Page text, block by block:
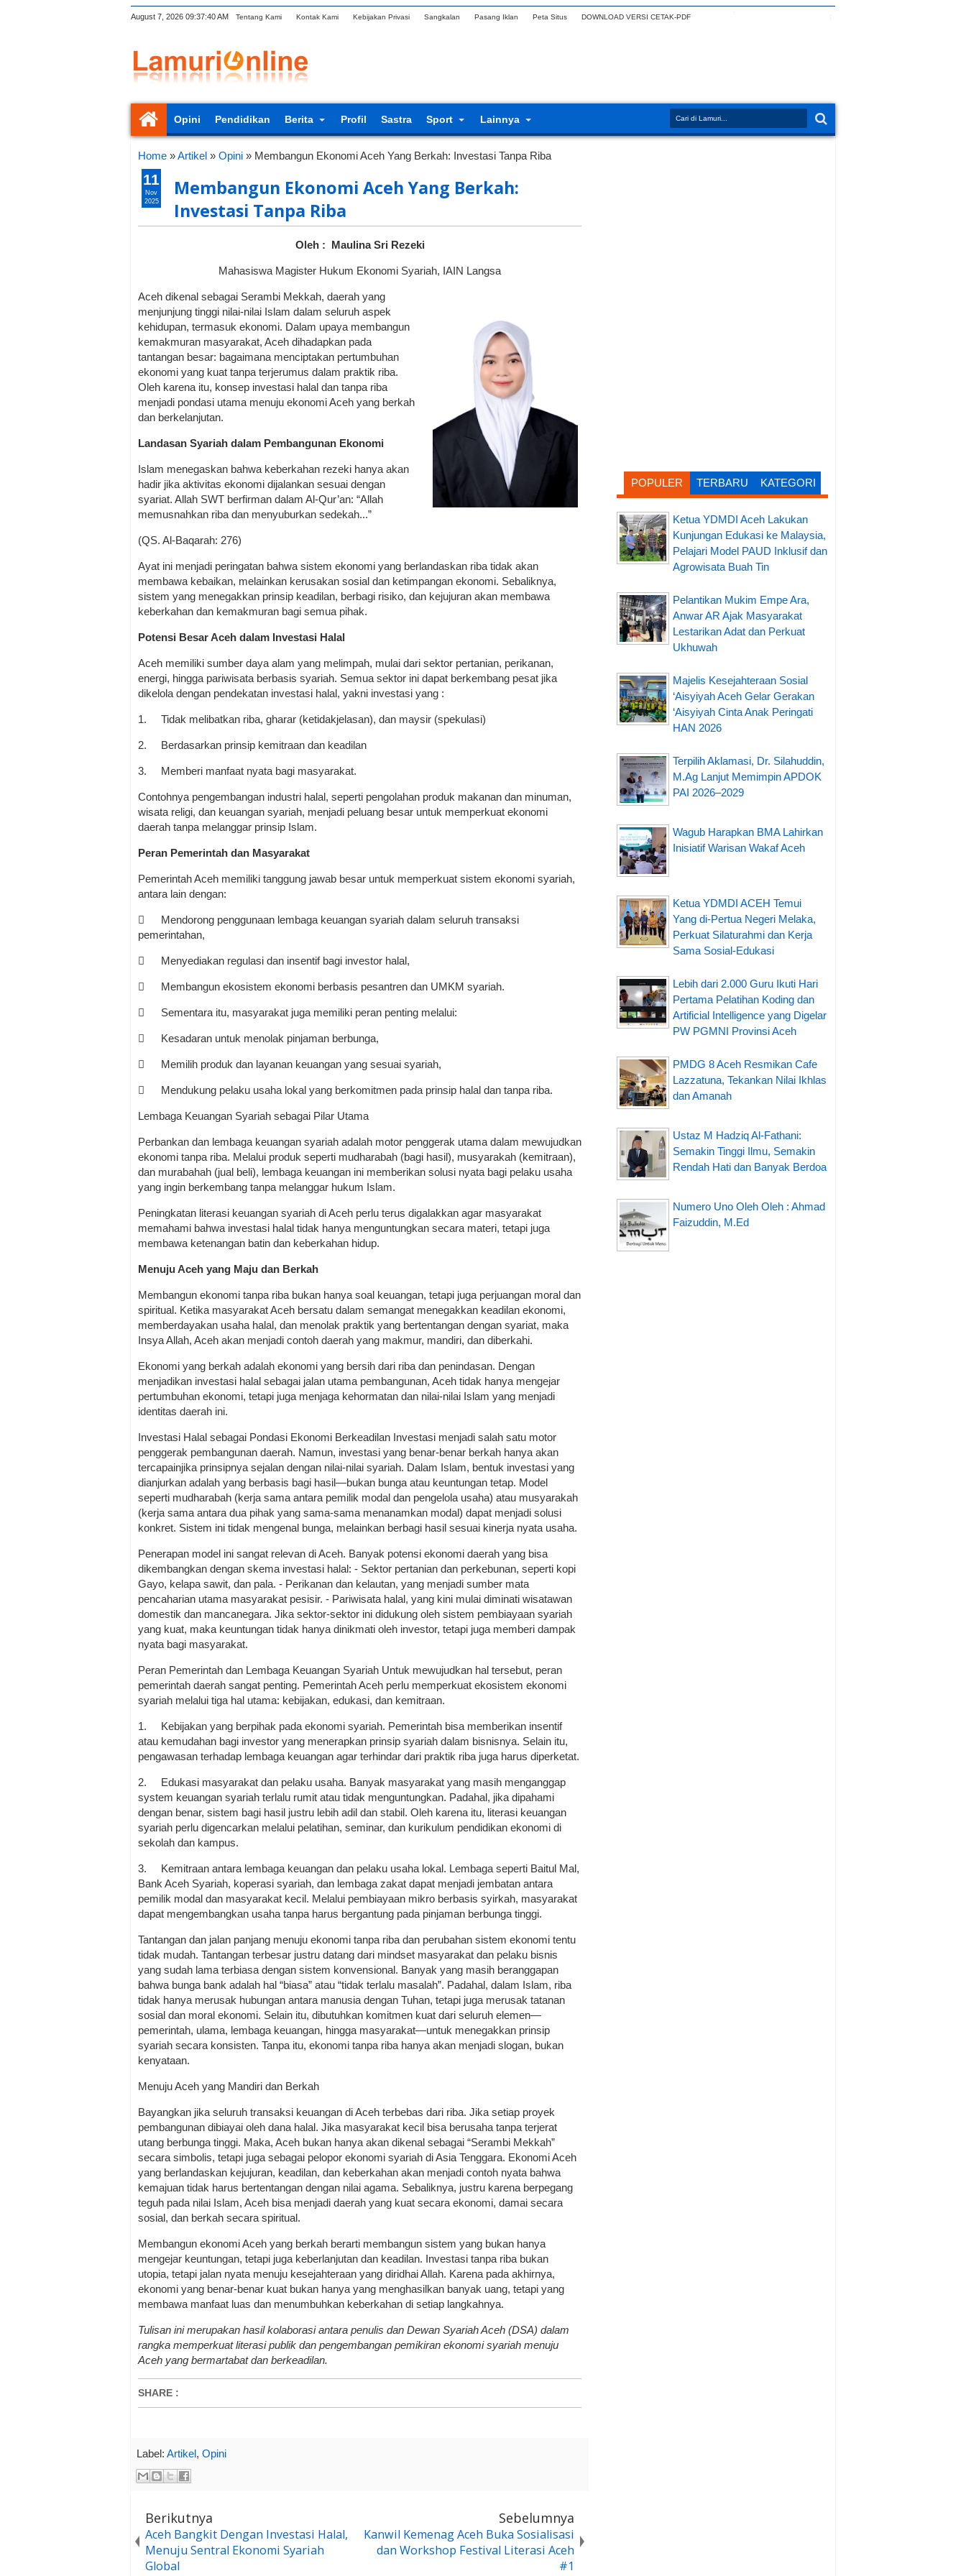
August 7, 2026 09:37:41 AM Tentang Kami Kontak Kami Kebijakan Privasi Sangkalan Pasang Iklan Peta Situs DOWNLOAD VERSI CETAK-PDF
Opini Pendidikan Berita Profil Sastra Sport Lainnya
Home »Artikel » Opini » Membangun Ekonomi Aceh Yang Berkah: Investasi Tanpa Riba
Membangun Ekonomi Aceh Yang Berkah:
Investasi Tanpa Riba
Oleh : Maulina Sri Rezeki
Mahasiswa Magister Hukum Ekonomi Syariah, IAIN Langsa
Aceh dikenal sebagai Serambi Mekkah, daerah yang
menjunjung tinggi nilai-nilai Islam dalam seluruh aspek
kehidupan, termasuk ekonomi. Dalam upaya membangun
kemakmuran masyarakat, Aceh dihadapkan pada
tantangan besar: bagaimana menciptakan pertumbuhan
ekonomi yang kuat tanpa terjerumus dalam praktik riba.
Oleh karena itu, konsep investasi halal dan tanpa riba
menjadi pondasi utama menuju ekonomi Aceh yang berkah
dan berkelanjutan.
Landasan Syariah dalam Pembangunan Ekonomi
Islam menegaskan bahwa keberkahan rezeki hanya akan
hadir jika aktivitas ekonomi dijalankan sesuai dengan
syariat. Allah SWT berfirman dalam Al-Qur’an: “Allah
memusnahkan riba dan menyuburkan sedekah...”
(QS. Al-Baqarah: 276)
Ayat ini menjadi peringatan bahwa sistem ekonomi yang berlandaskan riba tidak akan
membawa kebaikan, melainkan kerusakan sosial dan ketimpangan ekonomi. Sebaliknya,
sistem yang menegakkan prinsip keadilan, berbagi risiko, dan kejujuran akan membawa
keberkahan dan kemakmuran bagi semua pihak.
Potensi Besar Aceh dalam Investasi Halal
Aceh memiliki sumber daya alam yang melimpah, mulai dari sektor pertanian, perikanan,
energi, hingga pariwisata berbasis syariah. Semua sektor ini dapat berkembang pesat jika
dikelola dengan pendekatan investasi halal, yakni investasi yang :
1. Tidak melibatkan riba, gharar (ketidakjelasan), dan maysir (spekulasi)
2. Berdasarkan prinsip kemitraan dan keadilan
3. Memberi manfaat nyata bagi masyarakat.
Contohnya pengembangan industri halal, seperti pengolahan produk makanan dan minuman,
wisata religi, dan keuangan syariah, menjadi peluang besar untuk memperkuat ekonomi
daerah tanpa melanggar prinsip Islam.
Peran Pemerintah dan Masyarakat
Pemerintah Aceh memiliki tanggung jawab besar untuk memperkuat sistem ekonomi syariah,
antara lain dengan:

Mendorong penggunaan lembaga keuangan syariah dalam seluruh transaksi
pemerintahan,
 Menyediakan regulasi dan insentif bagi investor halal,
 Membangun ekosistem ekonomi berbasis pesantren dan UMKM syariah.
 Sementara itu, masyarakat juga memiliki peran penting melalui:
 Kesadaran untuk menolak pinjaman berbunga,
 Memilih produk dan layanan keuangan yang sesuai syariah,
 Mendukung pelaku usaha lokal yang berkomitmen pada prinsip halal dan tanpa riba.
Lembaga Keuangan Syariah sebagai Pilar Utama
Perbankan dan lembaga keuangan syariah adalah motor penggerak utama dalam mewujudkan
ekonomi tanpa riba. Melalui produk seperti mudharabah (bagi hasil), musyarakah (kemitraan),
dan murabahah (jual beli), lembaga keuangan ini memberikan solusi nyata bagi pelaku usaha
yang ingin berkembang tanpa melanggar hukum Islam.
Peningkatan literasi keuangan syariah di Aceh perlu terus digalakkan agar masyarakat
memahami bahwa investasi halal tidak hanya menguntungkan secara materi, tetapi juga
membawa ketenangan batin dan keberkahan hidup.
Menuju Aceh yang Maju dan Berkah
Membangun ekonomi tanpa riba bukan hanya soal keuangan, tetapi juga perjuangan moral dan
spiritual. Ketika masyarakat Aceh bersatu dalam semangat menegakkan keadilan ekonomi,
memberdayakan usaha halal, dan menolak praktik yang bertentangan dengan syariat, maka
Insya Allah, Aceh akan menjadi contoh daerah yang makmur, mandiri, dan diberkahi.
Ekonomi yang berkah adalah ekonomi yang bersih dari riba dan penindasan. Dengan
menjadikan investasi halal sebagai jalan utama pembangunan, Aceh tidak hanya mengejar
pertumbuhan ekonomi, tetapi juga menjaga kehormatan dan nilai-nilai Islam yang menjadi
identitas daerah ini.
Investasi Halal sebagai Pondasi Ekonomi Berkeadilan Investasi menjadi salah satu motor
penggerak pembangunan daerah. Namun, investasi yang benar-benar berkah hanya akan
tercapainjika prinsipnya sejalan dengan nilai-nilai syariah. Dalam Islam, bentuk investasi yang
dianjurkan adalah yang berbasis bagi hasil—bukan bunga atau keuntungan tetap. Model
seperti mudharabah (kerja sama antara pemilik modal dan pengelola usaha) atau musyarakah
(kerja sama antara dua pihak yang sama-sama menanamkan modal) dapat menjadi solusi
konkret. Sistem ini tidak mengenal bunga, melainkan berbagi hasil sesuai kinerja nyata usaha.
Penerapan model ini sangat relevan di Aceh. Banyak potensi ekonomi daerah yang bisa
dikembangkan dengan skema investasi halal: - Sektor pertanian dan perkebunan, seperti kopi
Gayo, kelapa sawit, dan pala. - Perikanan dan kelautan, yang menjadi sumber mata
pencaharian utama masyarakat pesisir. - Pariwisata halal, yang kini mulai diminati wisatawan
domestik dan mancanegara. Jika sektor-sektor ini didukung oleh sistem pembiayaan syariah
yang kuat, maka keuntungan tidak hanya dinikmati oleh investor, tetapi juga memberi dampak
nyata bagi masyarakat.
Peran Pemerintah dan Lembaga Keuangan Syariah Untuk mewujudkan hal tersebut, peran
pemerintah daerah sangat penting. Pemerintah Aceh perlu memperkuat ekosistem ekonomi
syariah melalui tiga hal utama: kebijakan, edukasi, dan kemitraan.
1.
Kebijakan yang berpihak pada ekonomi syariah. Pemerintah bisa memberikan insentif
atau kemudahan bagi investor yang menerapkan prinsip syariah dalam bisnisnya. Selain itu,
pengawasan terhadap lembaga keuangan agar terhindar dari praktik riba juga harus diperketat.
2.
Edukasi masyarakat dan pelaku usaha. Banyak masyarakat yang masih menganggap
system keuangan syariah terlalu rumit atau tidak menguntungkan. Padahal, jika dipahami
dengan benar, sistem bagi hasil justru lebih adil dan stabil. Oleh karena itu, literasi keuangan
syariah perlu digencarkan melalui pelatihan, seminar, dan kurikulum pendidikan ekonomi di
sekolah dan kampus.
3.
Kemitraan antara lembaga keuangan dan pelaku usaha lokal. Lembaga seperti Baitul Mal,
Bank Aceh Syariah, koperasi syariah, dan lembaga zakat dapat menjadi jembatan antara
pemilik modal dan masyarakat kecil. Melalui pembiayaan mikro berbasis syirkah, masyarakat
dapat mengembangkan usaha tanpa harus bergantung pada pinjaman berbunga tinggi.
Tantangan dan jalan panjang menuju ekonomi tanpa riba dan perubahan sistem ekonomi tentu
tidak mudah. Tantangan terbesar justru datang dari mindset masyarakat dan pelaku bisnis
yang sudah lama terbiasa dengan sistem konvensional. Banyak yang masih beranggapan
bahwa bunga bank adalah hal “biasa” atau “tidak terlalu masalah”. Padahal, dalam Islam, riba
tidak hanya merusak hubungan antara manusia dengan Tuhan, tetapi juga merusak tatanan
sosial dan moral ekonomi. Selain itu, dibutuhkan komitmen kuat dari seluruh elemen—
pemerintah, ulama, lembaga keuangan, hingga masyarakat—untuk menegakkan prinsip
syariah secara konsisten. Tanpa itu, ekonomi tanpa riba hanya akan menjadi slogan, bukan
kenyataan.
Menuju Aceh yang Mandiri dan Berkah
Bayangkan jika seluruh transaksi keuangan di Aceh terbebas dari riba. Jika setiap proyek
pembangunan dibiayai oleh dana halal. Jika masyarakat kecil bisa berusaha tanpa terjerat
utang berbunga tinggi. Maka, Aceh bukan hanya akan dikenal sebagai “Serambi Mekkah”
secara simbolis, tetapi juga sebagai pelopor ekonomi syariah di Asia Tenggara. Ekonomi Aceh
yang berlandaskan kejujuran, keadilan, dan keberkahan akan menjadi contoh nyata bahwa
kemajuan tidak harus bertentangan dengan nilai agama. Sebaliknya, justru karena berpegang
teguh pada nilai Islam, Aceh bisa menjadi daerah yang kuat secara ekonomi, damai secara
sosial, dan berkah secara spiritual.
Membangun ekonomi Aceh yang berkah berarti membangun sistem yang bukan hanya
mengejar keuntungan, tetapi juga keberlanjutan dan keadilan. Investasi tanpa riba bukan
utopia, tetapi jalan nyata menuju kesejahteraan yang diridhai Allah. Karena pada akhirnya,
ekonomi yang benar-benar kuat bukan hanya yang menghasilkan banyak uang, tetapi yang
membawa manfaat luas dan menumbuhkan keberkahan di setiap langkahnya.
Tulisan ini merupakan hasil kolaborasi antara penulis dan Dewan Syariah Aceh (DSA) dalam
rangka memperkuat literasi publik dan pengembangan pemikiran ekonomi syariah menuju
Aceh yang bermartabat dan berkeadilan.
SHARE :
11
Nov
2025
Label: Artikel, Opini
Berikutnya
Aceh Bangkit Dengan Investasi Halal,
Menuju Sentral Ekonomi Syariah
Global
Sebelumnya
Kanwil Kemenag Aceh Buka Sosialisasi
dan Workshop Festival Literasi Aceh
#1
POPULER TERBARU KATEGORI
Ketua YDMDI Aceh Lakukan
Kunjungan Edukasi ke Malaysia,
Pelajari Model PAUD Inklusif dan
Agrowisata Buah Tin
Pelantikan Mukim Empe Ara,
Anwar AR Ajak Masyarakat
Lestarikan Adat dan Perkuat
Ukhuwah
Majelis Kesejahteraan Sosial
‘Aisyiyah Aceh Gelar Gerakan
‘Aisyiyah Cinta Anak Peringati
HAN 2026
Terpilih Aklamasi, Dr. Silahuddin,
M.Ag Lanjut Memimpin APDOK
PAI 2026–2029
Wagub Harapkan BMA Lahirkan
Inisiatif Warisan Wakaf Aceh
Ketua YDMDI ACEH Temui
Yang di-Pertua Negeri Melaka,
Perkuat Silaturahmi dan Kerja
Sama Sosial-Edukasi
Lebih dari 2.000 Guru Ikuti Hari
Pertama Pelatihan Koding dan
Artificial Intelligence yang Digelar
PW PGMNI Provinsi Aceh
PMDG 8 Aceh Resmikan Cafe
Lazzatuna, Tekankan Nilai Ikhlas
dan Amanah
Ustaz M Hadziq Al-Fathani:
Semakin Tinggi Ilmu, Semakin
Rendah Hati dan Banyak Berdoa
Numero Uno Oleh Oleh : Ahmad
Faizuddin, M.Ed